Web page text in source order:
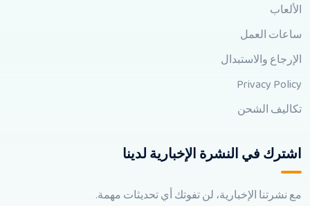
الألعاب
ساعات العمل
الإرجاع والاستبدال
Privacy Policy
تكاليف الشحن
اشترك في النشرة الإخبارية لدينا
مع نشرتنا الإخبارية، لن تفوتك أي تحديثات مهمة.